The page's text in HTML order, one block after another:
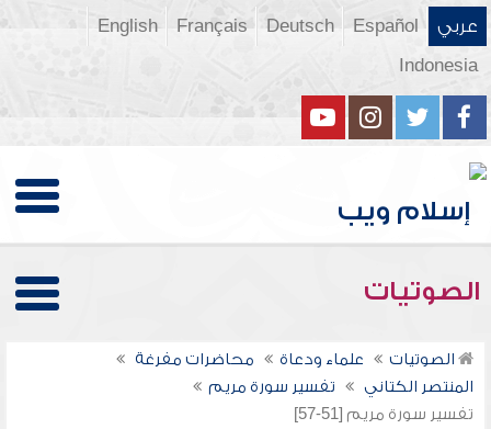
عربي Español
Deutsch
Français
English
Indonesia
الصوتيات
الصوتيات علماء ودعاة
محاضرات مفرغة
المنتصر الكتاني
تفسير سورة مريم
تفسير سورة مريم [51-57]